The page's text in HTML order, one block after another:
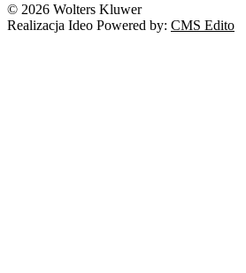
© 2026 Wolters Kluwer
Realizacja Ideo Powered by: CMS Edito